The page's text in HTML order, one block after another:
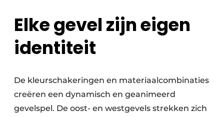
Elke gevel zijn eigen
identiteit
De kleurschakeringen en materiaalcombinaties
creëren een dynamisch en geanimeerd
gevelspel. De oost- en westgevels strekken zich